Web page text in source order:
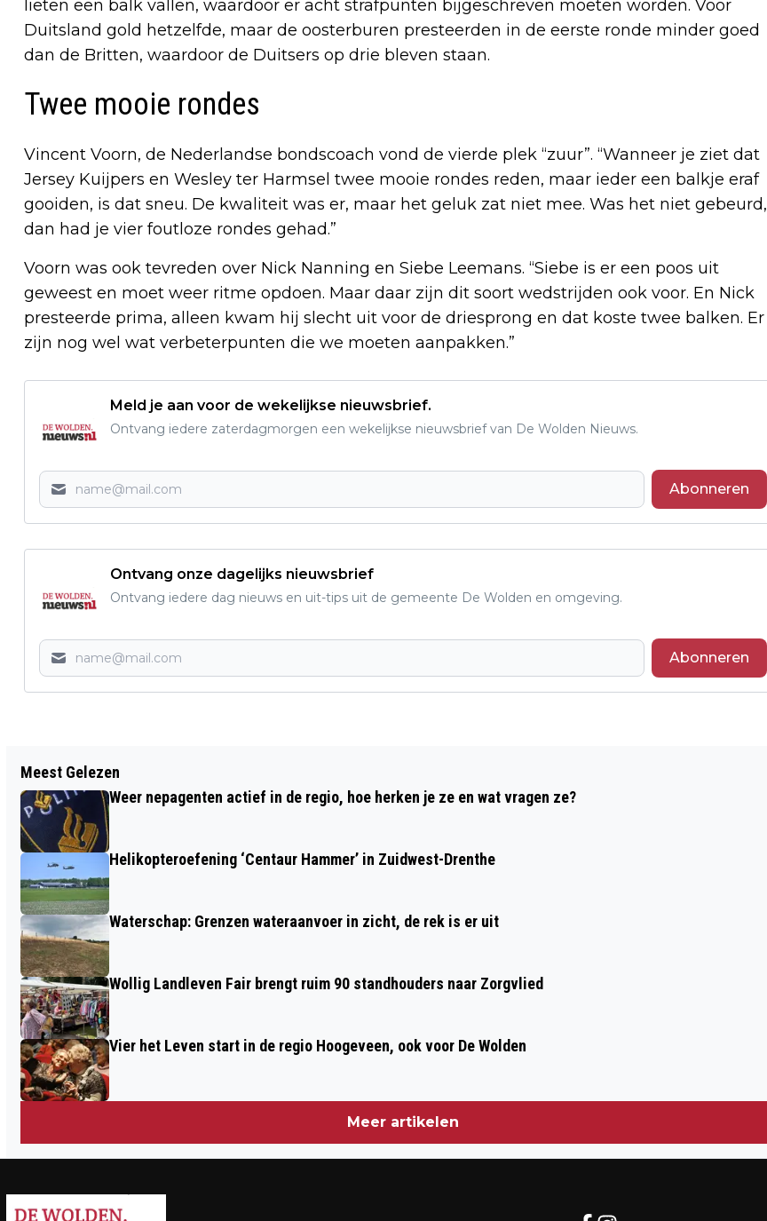
lieten een balk vallen, waardoor er acht strafpunten bijgeschreven moeten worden. Voor
Duitsland gold hetzelfde, maar de oosterburen presteerden in de eerste ronde minder goed
dan de Britten, waardoor de Duitsers op drie bleven staan.
Twee mooie rondes
Vincent Voorn, de Nederlandse bondscoach vond de vierde plek “zuur”. “Wanneer je ziet dat
Jersey Kuijpers en Wesley ter Harmsel twee mooie rondes reden, maar ieder een balkje eraf
gooiden, is dat sneu. De kwaliteit was er, maar het geluk zat niet mee. Was het niet gebeurd,
dan had je vier foutloze rondes gehad.”
Voorn was ook tevreden over Nick Nanning en Siebe Leemans. “Siebe is er een poos uit
geweest en moet weer ritme opdoen. Maar daar zijn dit soort wedstrijden ook voor. En Nick
presteerde prima, alleen kwam hij slecht uit voor de driesprong en dat koste twee balken. Er
zijn nog wel wat verbeterpunten die we moeten aanpakken.”
Meld je aan voor de wekelijkse nieuwsbrief.
Ontvang iedere zaterdagmorgen een wekelijkse nieuwsbrief van De Wolden Nieuws.
Abonneren
Ontvang onze dagelijks nieuwsbrief
Ontvang iedere dag nieuws en uit-tips uit de gemeente De Wolden en omgeving.
Abonneren
ZWAAR ONWEER EN WINDSTOTEN
TEISTEREN CSIO, OOK ZILVER VOOR
NEDERLAND
MIENIE VOS
Meest Gelezen
Weer nepagenten actief in de regio, hoe herken je ze en wat vragen ze?
Helikopteroefening ‘Centaur Hammer’ in Zuidwest-Drenthe
Waterschap: Grenzen wateraanvoer in zicht, de rek is er uit
Wollig Landleven Fair brengt ruim 90 standhouders naar Zorgvlied
Vier het Leven start in de regio Hoogeveen, ook voor De Wolden
Meer artikelen